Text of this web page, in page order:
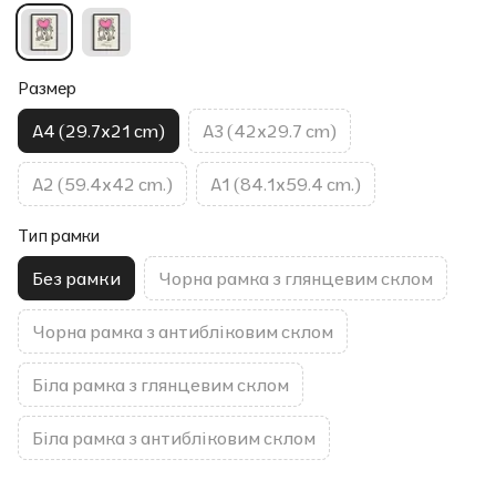
Размер
A4 (29.7x21 cm) A3 (42x29.7 cm)
A2 (59.4x42 cm.) A1 (84.1x59.4 cm.)
Тип рамки
Без рамки Чорна рамка з глянцевим склом
Чорна рамка з антибліковим склом
Біла рамка з глянцевим склом
Біла рамка з антибліковим склом